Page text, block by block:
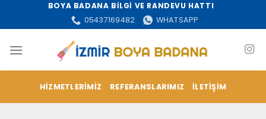
BOYA BADANA BİLGİ VE RANDEVU HATTI
05437169482
WHATSAPP
HIZMETLERIMIZ REFERANSLARIMIZ İLETIŞIM